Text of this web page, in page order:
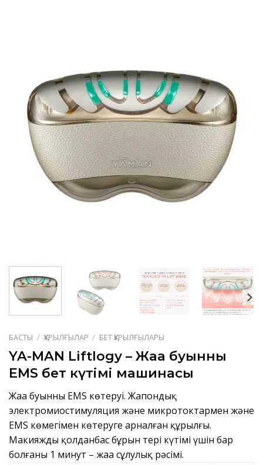
БАСТЫ / ҚҰРЫЛҒЫЛАР / БЕТ ҚҰРЫЛҒЫЛАРЫ
YA-MAN Liftlogy – Жаңа буынның
EMS бет күтімі машинасы
Жаңа буынның EMS көтеруі. Жапондық
электромиостимуляция және микротоктармен және
EMS көмегімен көтеруге арналған құрылғы.
Макияжды қолданбас бұрын тері күтімі үшін бар
болғаны 1 минут – жаңа сұлулық рәсімі.